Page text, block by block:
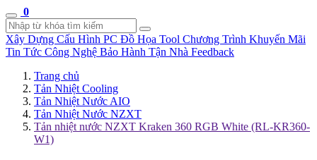
0
Xây Dựng Cấu Hình PC Đồ Họa Tool Chương Trình Khuyến Mãi
Tin Tức Công Nghệ Bảo Hành Tận Nhà Feedback
Trang chủ
Tản Nhiệt Cooling
Tản Nhiệt Nước AIO
Tản Nhiệt Nước NZXT
Tản nhiệt nước NZXT Kraken 360 RGB White (RL-KR360-
W1)